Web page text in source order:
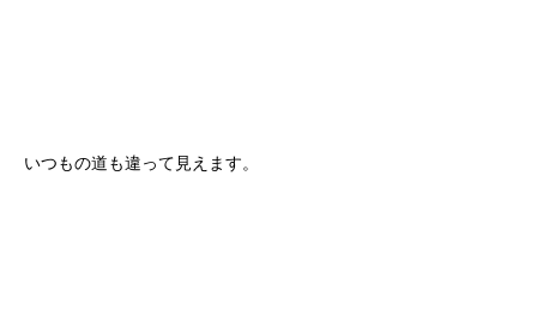
いつもの道も違って見えます。